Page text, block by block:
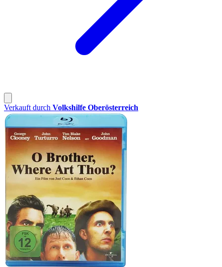
Verkauft durch Volkshilfe Oberösterreich